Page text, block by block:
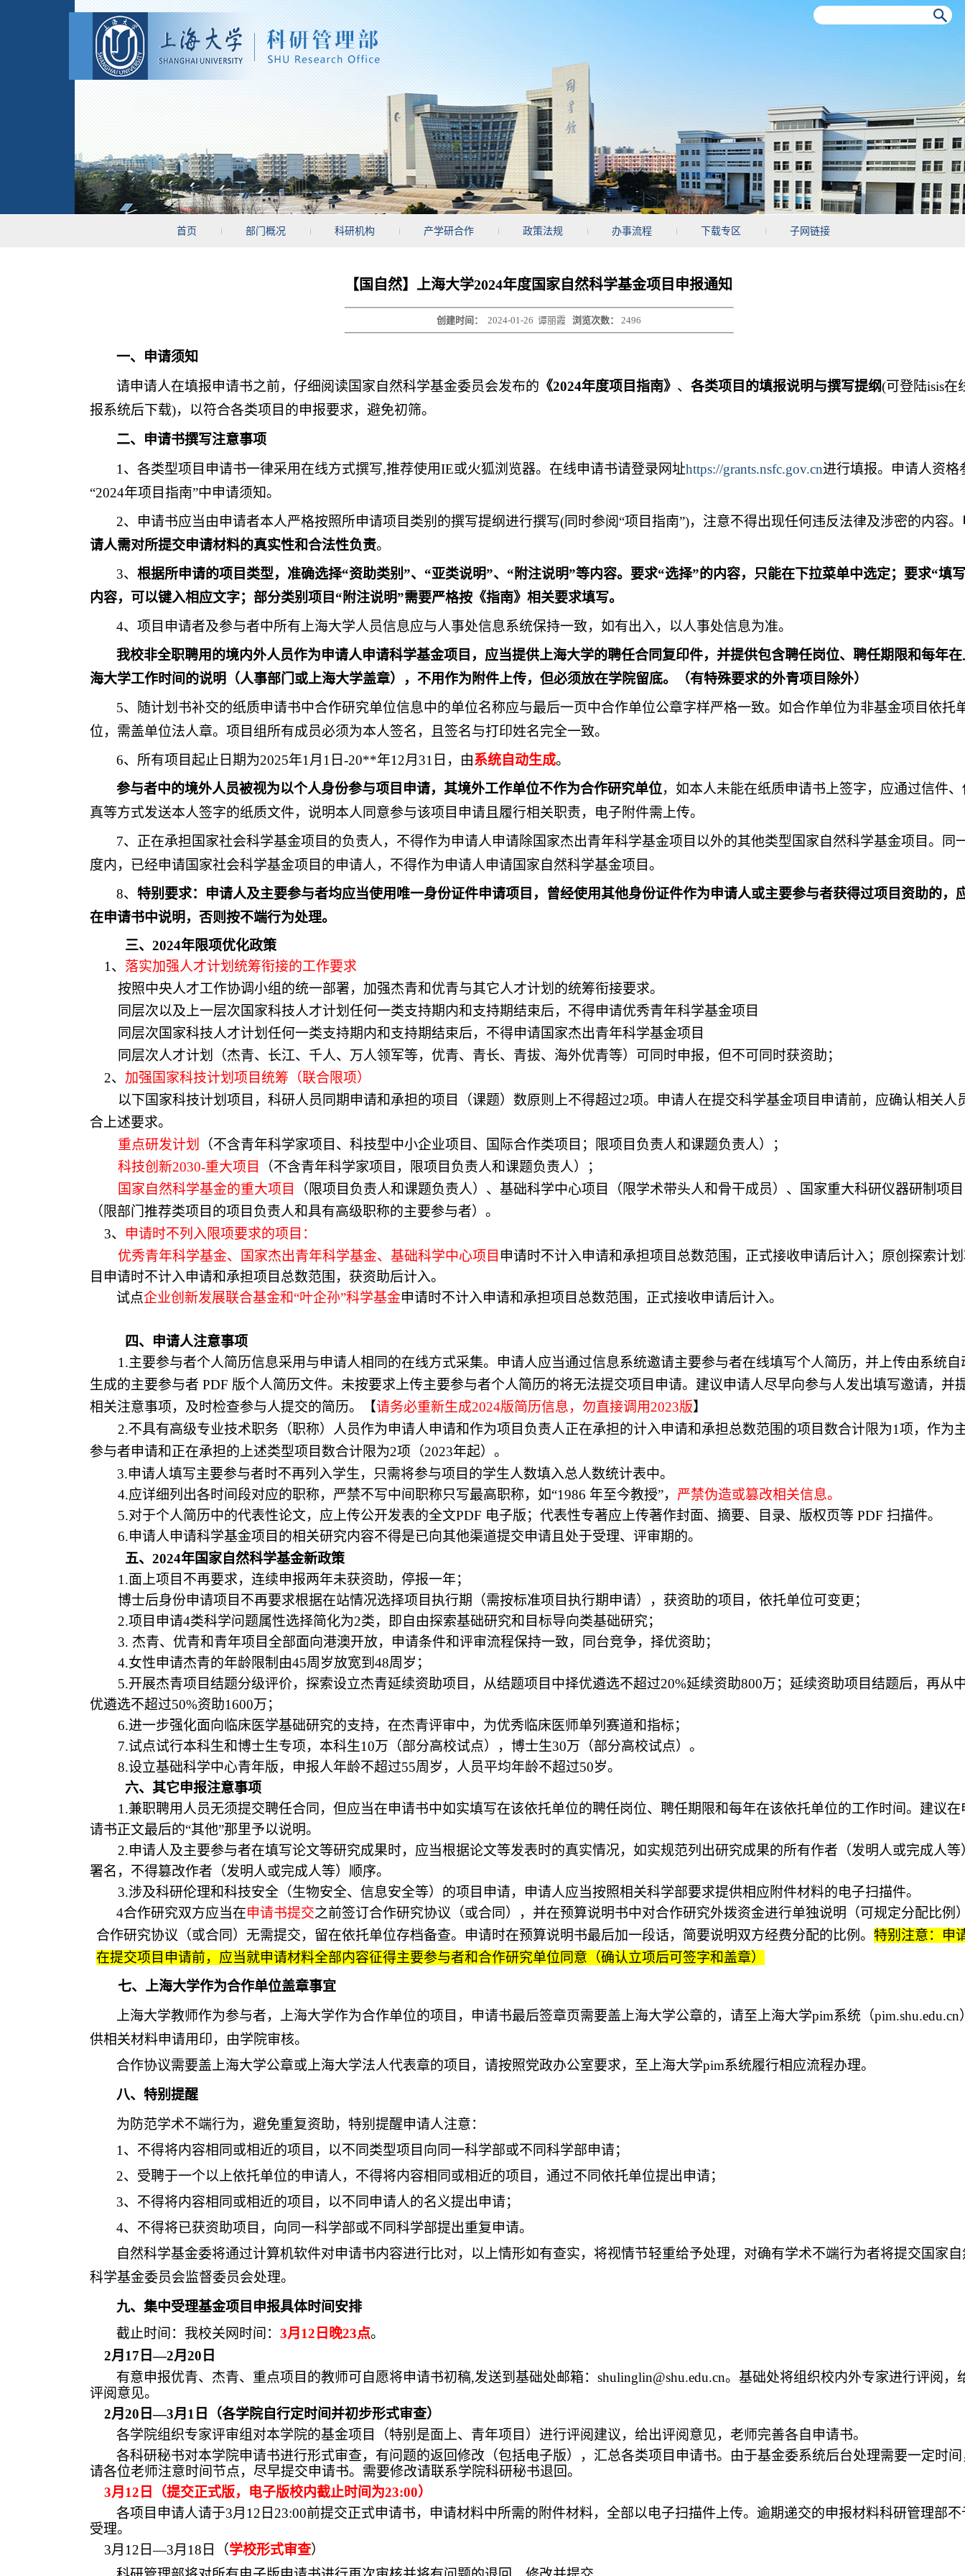
首页 部门概况 科研机构 产学研合作 政策法规 办事流程 下载专区 子网链接
【国自然】上海大学2024年度国家自然科学基金项目申报通知
创建时间： 2024-01-26 谭丽霞 浏览次数： 2496
一、申请须知
请申请人在填报申请书之前，仔细阅读国家自然科学基金委员会发布的 《2024年度项目指南》 、 各类项目的填报说明与撰写提纲(可登陆isis在
报系统后下载)，以符合各类项目的申报要求，避免初筛。
二、申请书撰写注意事项
1、各类型项目申请书一律采用在线方式撰写,推荐使用IE或火狐浏览器。在线申请书请登录网址https://grants.nsfc.gov.cn进行填报。申请人资格
“2024年项目指南”中申请须知。
2、申请书应当由申请者本人严格按照所申请项目类别的撰写提纲进行撰写(同时参阅“项目指南”)，注意不得出现任何违反法律及涉密的内容。
请人需对所提交申请材料的真实性和合法性负责。
3、 根据所申请的项目类型，准确选择“资助类别”、“亚类说明”、“附注说明”等内容。要求“选择”的内容，只能在下拉菜单中选定；要求“填
内容，可以键入相应文字；部分类别项目“附注说明”需要严格按《指南》相关要求填写。
4、项目申请者及参与者中所有上海大学人员信息应与人事处信息系统保持一致，如有出入，以人事处信息为准。
我校非全职聘用的境内外人员作为申请人申请科学基金项目，应当提供上海大学的聘任合同复印件，并提供包含聘任岗位、聘任期限和每年在
海大学工作时间的说明（人事部门或上海大学盖章），不用作为附件上传，但必须放在学院留底。（有特殊要求的外青项目除外）
5、随计划书补交的纸质申请书中合作研究单位信息中的单位名称应与最后一页中合作单位公章字样严格一致。如合作单位为非基金项目依托
位，需盖单位法人章。项目组所有成员必须为本人签名，且签名与打印姓名完全一致。
6、所有项目起止日期为2025年1月1日-20**年12月31日，由系统自动生成。
参与者中的境外人员被视为以个人身份参与项目申请，其境外工作单位不作为合作研究单位，如本人未能在纸质申请书上签字，应通过信件、
真等方式发送本人签字的纸质文件，说明本人同意参与该项目申请且履行相关职责，电子附件需上传。
7、正在承担国家社会科学基金项目的负责人，不得作为申请人申请除国家杰出青年科学基金项目以外的其他类型国家自然科学基金项目。同
度内，已经申请国家社会科学基金项目的申请人，不得作为申请人申请国家自然科学基金项目。
8、 特别要求：申请人及主要参与者均应当使用唯一身份证件申请项目，曾经使用其他身份证件作为申请人或主要参与者获得过项目资助的，
在申请书中说明，否则按不端行为处理。
三、 2024年限项优化政策
1、 落实加强人才计划统筹衔接的工作要求
按照中央人才工作协调小组的统一部署，加强杰青和优青与其它人才计划的统筹衔接要求。
同层次以及上一层次国家科技人才计划任何一类支持期内和支持期结束后，不得申请优秀青年科学基金项目
同层次国家科技人才计划任何一类支持期内和支持期结束后，不得申请国家杰出青年科学基金项目
同层次人才计划（杰青、长江、千人、万人领军等，优青、青长、青拔、海外优青等）可同时申报，但不可同时获资助；
2、 加强国家科技计划项目统筹（联合限项）
以下国家科技计划项目，科研人员同期申请和承担的项目（课题）数原则上不得超过2项。申请人在提交科学基金项目申请前，应确认相关人
合上述要求。
重点研发计划
（不含青年科学家项目、科技型中小企业项目、国际合作类项目；限项目负责人和课题负责人）；
科技创新2030-重大项目
（不含青年科学家项目，限项目负责人和课题负责人）；
国家自然科学基金的重大项目
（限项目负责人和课题负责人）、 基础科学中心项目（限学术带头人和骨干成员）、国家重大科研仪器研制项目
（限部门推荐类项目的项目负责人和具有高级职称的主要参与者）。
3、 申请时不列入限项要求的项目：
优秀青年科学基金、国家杰出青年科学基金、基础科学中心项目 申请时不计入申请和承担项目总数范围，正式接收申请后计入；原创探索计
目申请时不计入申请和承担项目总数范围，获资助后计入。
试点企业创新发展联合基金和“叶企孙”科学基金申请时不计入申请和承担项目总数范围，正式接收申请后计入。
四、申请人注意事项
1.主要参与者个人简历信息采用与申请人相同的在线方式采集。申请人应当通过信息系统邀请主要参与者在线填写个人简历，并上传由系统自
生成的主要参与者 PDF 版个人简历文件。未按要求上传主要参与者个人简历的将无法提交项目申请。建议申请人尽早向参与人发出填写邀请，并
相关注意事项，及时检查参与人提交的简历。
【请务必重新生成2024版简历信息，勿直接调用2023版】
2.不具有高级专业技术职务（职称）人员作为申请人申请和作为项目负责人正在承担的计入申请和承担总数范围的项目数合计限为1项，作为
参与者申请和正在承担的上述类型项目数合计限为2项（2023年起）。
3.申请人填写主要参与者时不再列入学生，只需将参与项目的学生人数填入总人数统计表中。
4.应详细列出各时间段对应的职称，严禁不写中间职称只写最高职称，如“1986 年至今教授”， 严禁伪造或篡改相关信息。
5.对于个人简历中的代表性论文，应上传公开发表的全文PDF 电子版；代表性专著应上传著作封面、摘要、目录、版权页等 PDF 扫描件。
6.申请人申请科学基金项目的相关研究内容不得是已向其他渠道提交申请且处于受理、评审期的。
五、 2024年国家自然科学基金新政策
1 .面上项目不再要求，连续申报两年未获资助，停报一年；
博士后身份申请项目不再要求根据在站情况选择项目执行期（需按标准项目执行期申请），获资助的项目，依托单位可变更；
2.项目申请4类科学问题属性选择简化为2类，即自由探索基础研究和目标导向类基础研究；
3. 杰青、优青和青年项目全部面向港澳开放，申请条件和评审流程保持一致，同台竞争，择优资助；
4.女性申请杰青的年龄限制由45周岁放宽到48周岁；
5.开展杰青项目结题分级评价，探索设立杰青延续资助项目，从结题项目中择优遴选不超过20%延续资助800万；延续资助项目结题后，再从
优遴选不超过50%资助1600万；
6.进一步强化面向临床医学基础研究的支持，在杰青评审中，为优秀临床医师单列赛道和指标；
7.试点试行本科生和博士生专项，本科生10万（部分高校试点），博士生30万（部分高校试点）。
8.设立基础科学中心青年版，申报人年龄不超过55周岁，人员平均年龄不超过50岁。
六、其它申报注意事项
1.兼职聘用人员无须提交聘任合同，但应当在申请书中如实填写在该依托单位的聘任岗位、聘任期限和每年在该依托单位的工作时间。建议在
请书正文最后的“其他”那里予以说明。
2.申请人及主要参与者在填写论文等研究成果时，应当根据论文等发表时的真实情况，如实规范列出研究成果的所有作者（发明人或完成人等
署名，不得篡改作者（发明人或完成人等）顺序。
3.涉及科研伦理和科技安全（生物安全、信息安全等）的项目申请，申请人应当按照相关科学部要求提供相应附件材料的电子扫描件。
4合作研究双方应当在申请书提交之前签订合作研究协议（或合同），并在预算说明书中对合作研究外拨资金进行单独说明（可规定分配比例
合作研究协议（或合同）无需提交，留在依托单位存档备查。申请时在预算说明书最后加一段话，简要说明双方经费分配的比例。 特别注意：申
在提交项目申请前，应当就申请材料全部内容征得主要参与者和合作研究单位同意（确认立项后可签字和盖章）
七、上海大学作为合作单位盖章事宜
上海大学教师作为参与者，上海大学作为合作单位的项目，申请书最后签章页需要盖上海大学公章的，请至上海大学pim系统（pim.shu.edu.cn
供相关材料申请用印，由学院审核。
合作协议需要盖上海大学公章或上海大学法人代表章的项目，请按照党政办公室要求，至上海大学pim系统履行相应流程办理。
八、特别提醒
为防范学术不端行为，避免重复资助，特别提醒申请人注意：
1、不得将内容相同或相近的项目，以不同类型项目向同一科学部或不同科学部申请；
2、受聘于一个以上依托单位的申请人，不得将内容相同或相近的项目，通过不同依托单位提出申请；
3、不得将内容相同或相近的项目，以不同申请人的名义提出申请；
4、不得将已获资助项目，向同一科学部或不同科学部提出重复申请。
自然科学基金委将通过计算机软件对申请书内容进行比对，以上情形如有查实，将视情节轻重给予处理，对确有学术不端行为者将提交国家自
科学基金委员会监督委员会处理。
九、集中受理基金项目申报具体时间安排
截止时间：我校关网时间： 3月12 日晚23点。
2月17 日—2月20 日
有意申报优青、杰青、重点项目的教师可自愿将申请书初稿,发送到基础处邮箱：shulinglin@shu.edu.cn。基础处将组织校内外专家进行评阅，
评阅意见。
2月20 日—3月1日（各学院自行定时间并初步形式审查）
各学院组织专家评审组对本学院的基金项目（特别是面上、青年项目）进行评阅建议，给出评阅意见，老师完善各自申请书。
各科研秘书对本学院申请书进行形式审查，有问题的返回修改（包括电子版），汇总各类项目申请书。由于基金委系统后台处理需要一定时间
请各位老师注意时间节点，尽早提交申请书。需要修改请联系学院科研秘书退回。
3月12 日（提交正式版，电子版校内截止时间为23:00）
各项目申请人请于3月1 2 日 23:00前提交正式申请书，申请材料中所需的附件材料，全部以电子扫描件上传。逾期递交的申报材料科研管理部不
受理。
3月1 2 日—3月18日（学校形式审查）